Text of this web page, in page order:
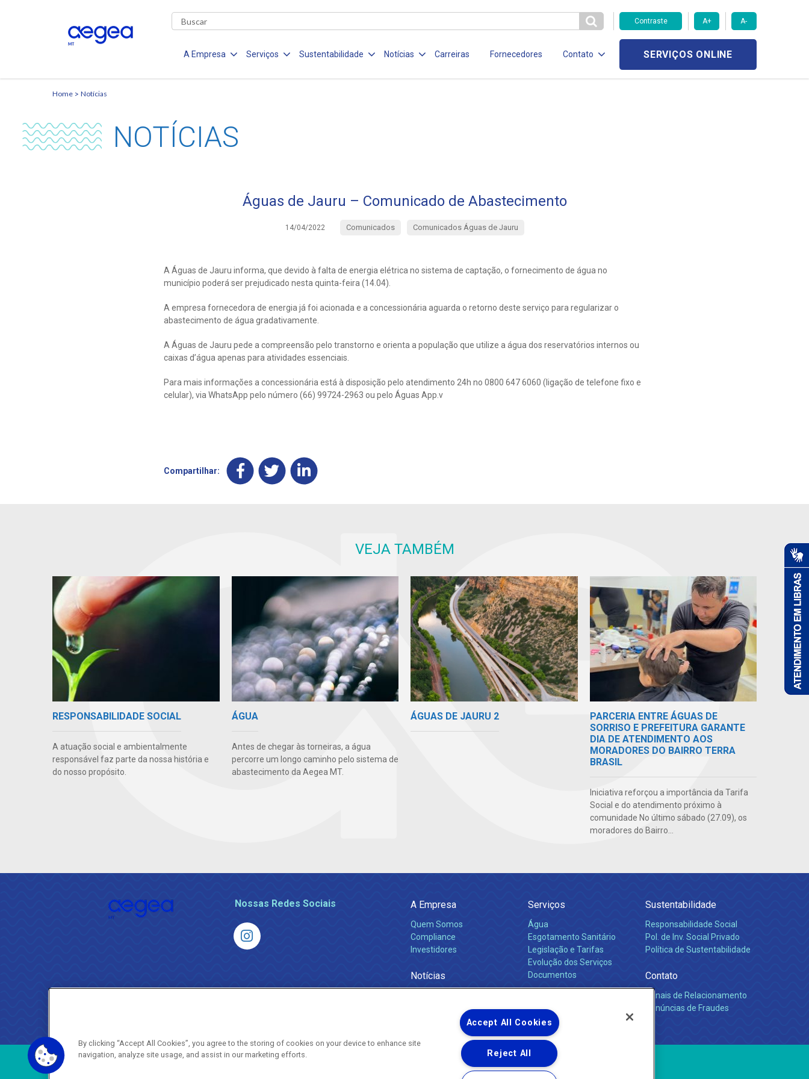
Contraste A+ A-
A Empresa Serviços Sustentabilidade Notícias Carreiras Fornecedores Contato SERVIÇOS ONLINE
Home Notícias
NOTÍCIAS
Águas de Jauru – Comunicado de Abastecimento
14/04/2022 Comunicados Comunicados Águas de Jauru
A Águas de Jauru informa, que devido à falta de energia elétrica no sistema de captação, o fornecimento de água no
município poderá ser prejudicado nesta quinta-feira (14.04).
A empresa fornecedora de energia já foi acionada e a concessionária aguarda o retorno deste serviço para regularizar o
abastecimento de água gradativamente.
A Águas de Jauru pede a compreensão pelo transtorno e orienta a população que utilize a água dos reservatórios internos ou
caixas d’água apenas para atividades essenciais.
Para mais informações a concessionária está à disposição pelo atendimento 24h no 0800 647 6060 (ligação de telefone fixo e
celular), via WhatsApp pelo número (66) 99724-2963 ou pelo Águas App.v
Compartilhar:
VEJA TAMBÉM
RESPONSABILIDADE SOCIAL
A atuação social e ambientalmente
responsável faz parte da nossa história e
do nosso propósito.
ÁGUA
Antes de chegar às torneiras, a água
percorre um longo caminho pelo sistema de
abastecimento da Aegea MT.
ÁGUAS DE JAURU 2
PARCERIA ENTRE ÁGUAS DE
SORRISO E PREFEITURA GARANTE
DIA DE ATENDIMENTO AOS
MORADORES DO BAIRRO TERRA
BRASIL
Iniciativa reforçou a importância da Tarifa
Social e do atendimento próximo à
comunidade No último sábado (27.09), os
moradores do Bairro...
Nossas Redes Sociais A Empresa
Quem Somos
Compliance
Investidores
Notícias
Serviços
Água
Esgotamento Sanitário
Legislação e Tarifas
Evolução dos Serviços
Documentos
Sustentabilidade
Responsabilidade Social
Pol. de Inv. Social Privado
Política de Sustentabilidade
Contato
Canais de Relacionamento
Denúncias de Fraudes
Copyright ® 2026 - Todos os Direitos Reservados.
By clicking “Accept All Cookies”, you agree to the storing of cookies on your device to enhance site
navigation, analyze site usage, and assist in our marketing efforts.
Accept All Cookies
Reject All